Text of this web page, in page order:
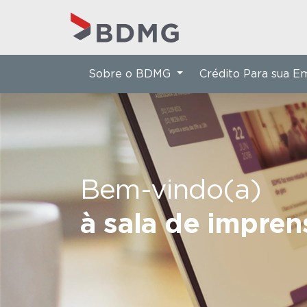
Bem-vindo(a)
à sala de
Sobre o BDMG Crédito Para sua